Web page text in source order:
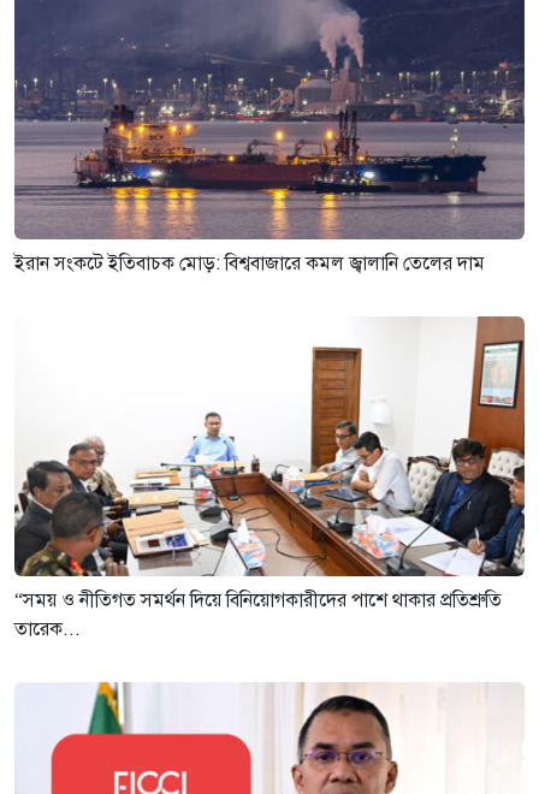
ইরান সংকটে ইতিবাচক মোড়: বিশ্ববাজারে কমল জ্বালানি তেলের দাম
“সময় ও নীতিগত সমর্থন দিয়ে বিনিয়োগকারীদের পাশে থাকার প্রতিশ্রুতি
তারেক...